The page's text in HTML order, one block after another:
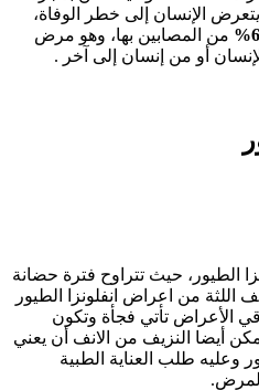
الإنسان إلى خطر الوفاة،
من المصابين بها، وهو مرض
أو من إنسان إلى آخر .
الطيور، حيث تتراوح فترة حضانة
ويعتبر نزيف اللثة من اعراض انفلونزا الطيور
الأعراض تأتي فجأة وتكون
أيضا النزيف من الانف أن يعني
وعليه طلب العناية الطبية